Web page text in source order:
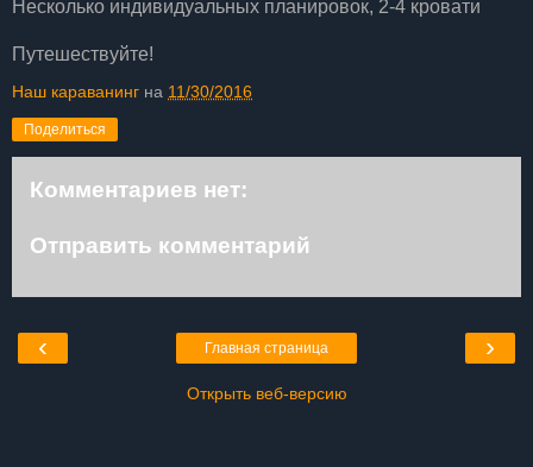
Несколько индивидуальных планировок, 2-4 кровати
Путешествуйте!
Наш караванинг на 11/30/2016
Поделиться
Комментариев нет:
Отправить комментарий
‹ ›
Главная страница
Открыть веб-версию